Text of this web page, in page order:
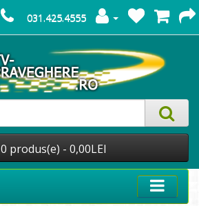
031.425.4555
0 produs(e) - 0,00LEI